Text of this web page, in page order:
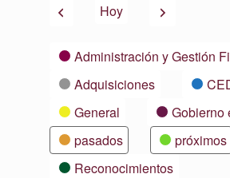
AnteriorHoy Siguiente
CategoríasAdministración y Gestión
Adquisiciones
General
Gobierno
pasados
próximos
Reconocimientos